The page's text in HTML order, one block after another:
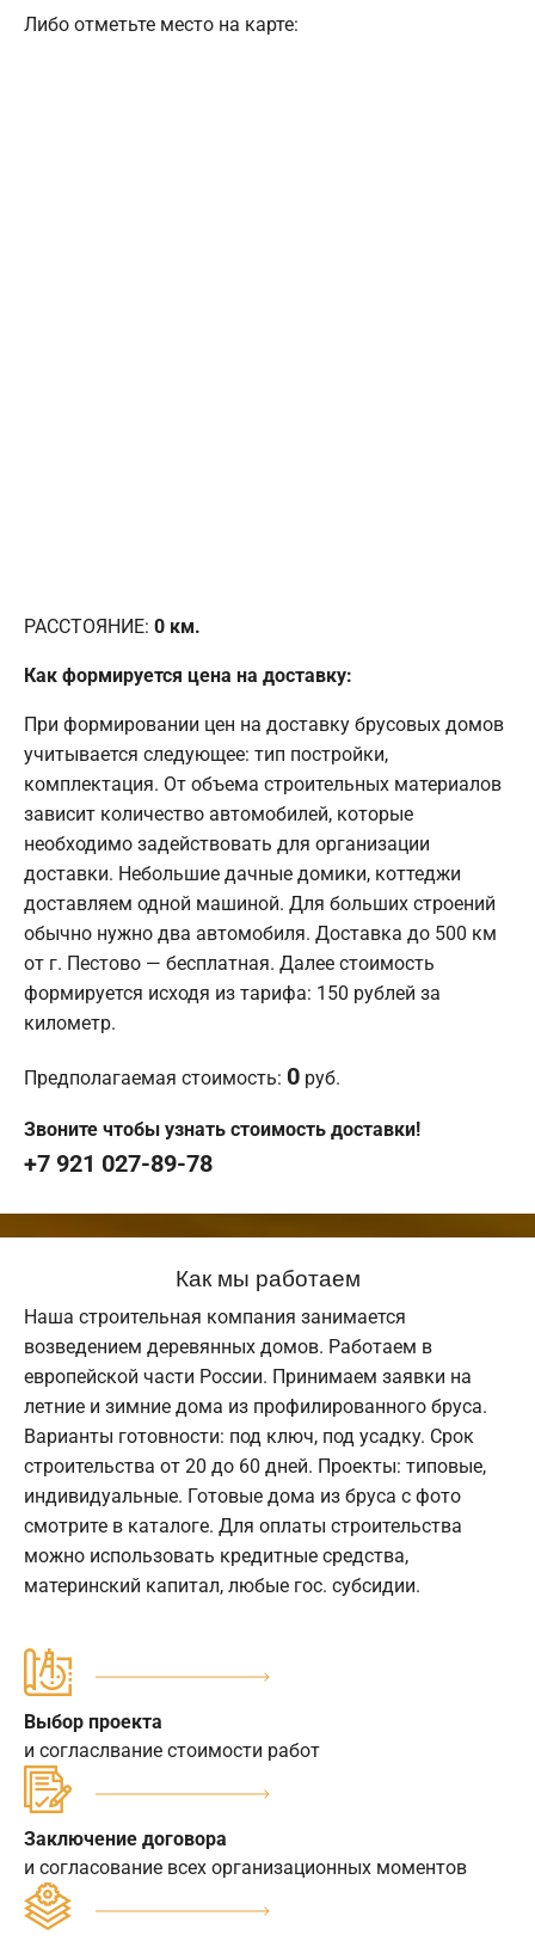
Либо отметьте место на карте:
РАССТОЯНИЕ: 0 км.
Как формируется цена на доставку:
При формировании цен на доставку брусовых домов
учитывается следующее: тип постройки,
комплектация. От объема строительных материалов
зависит количество автомобилей, которые
необходимо задействовать для организации
доставки. Небольшие дачные домики, коттеджи
доставляем одной машиной. Для больших строений
обычно нужно два автомобиля. Доставка до 500 км
от г. Пестово — бесплатная. Далее стоимость
формируется исходя из тарифа: 150 рублей за
километр.
Предполагаемая стоимость: 0 руб.
Звоните чтобы узнать стоимость доставки!
+7 921 027-89-78
Как мы работаем
Наша строительная компания занимается
возведением деревянных домов. Работаем в
европейской части России. Принимаем заявки на
летние и зимние дома из профилированного бруса.
Варианты готовности: под ключ, под усадку. Срок
строительства от 20 до 60 дней. Проекты: типовые,
индивидуальные. Готовые дома из бруса с фото
смотрите в каталоге. Для оплаты строительства
можно использовать кредитные средства,
материнский капитал, любые гос. субсидии.
Выбор проекта
и согласлвание стоимости работ
Заключение договора
и согласование всех организационных моментов